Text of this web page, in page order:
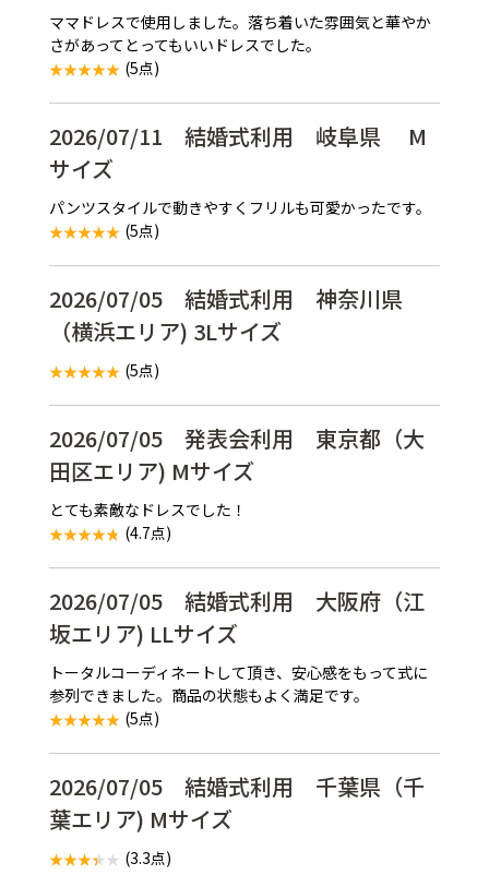
ママドレスで使用しました。落ち着いた雰囲気と華やか
さがあってとってもいいドレスでした。
(5点)
2026/07/11 結婚式利用 岐阜県 M
サイズ
パンツスタイルで動きやすくフリルも可愛かったです。
(5点)
2026/07/05 結婚式利用 神奈川県
（横浜エリア) 3Lサイズ
(5点)
2026/07/05 発表会利用 東京都（大
田区エリア) Mサイズ
とても素敵なドレスでした！
(4.7点)
2026/07/05 結婚式利用 大阪府（江
坂エリア) LLサイズ
トータルコーディネートして頂き、安心感をもって式に
参列できました。商品の状態もよく満足です。
(5点)
2026/07/05 結婚式利用 千葉県（千
葉エリア) Mサイズ
(3.3点)